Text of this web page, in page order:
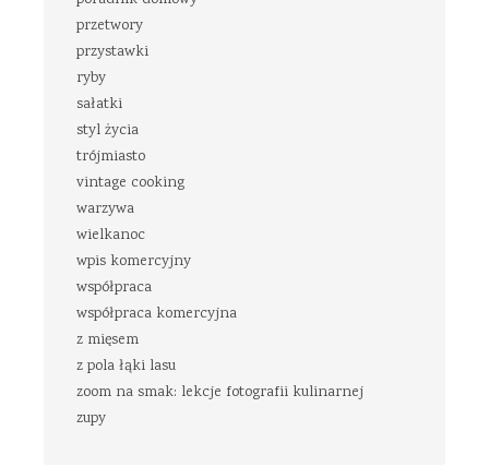
przetwory
przystawki
ryby
sałatki
styl życia
trójmiasto
vintage cooking
warzywa
wielkanoc
wpis komercyjny
współpraca
współpraca komercyjna
z mięsem
z pola łąki lasu
zoom na smak: lekcje fotografii kulinarnej
zupy